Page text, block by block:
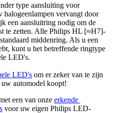
type aansluiting voor
halogeenlampen vervangt door
een aansluitring nodig om de
te zetten. Alle Philips HL [≈H7]-
middenring. Als u een
kunt u het betreffende ringtype
LED's.
LED's om er zeker van te zijn
automodel koopt!
een van onze erkende
voor uw eigen Philips LED-